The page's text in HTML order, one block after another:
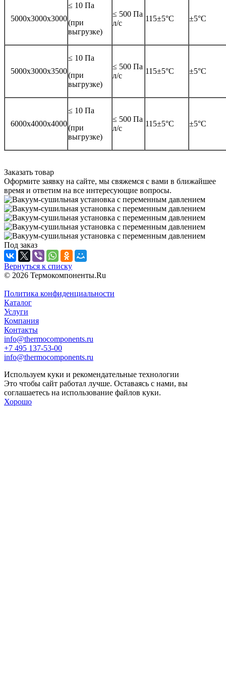
5000x3000x3000
≤ 10 Пa
(при
выгрузке)
≤ 500 Па
л/с
115±5°C ±5°C
5000x3000x3500
≤ 10 Пa
(при
выгрузке)
≤ 500 Па
л/с
115±5°C ±5°C
6000x4000x4000
≤ 10 Пa
(при
выгрузке)
≤ 500 Па
л/с
115±5°C ±5°C
Заказать товар
Оформите заявку на сайте, мы свяжемся с вами в ближайшее
время и ответим на все интересующие вопросы.
Под заказ
Вернуться к списку
© 2026 Термокомпоненты.Ru
Политика конфиденциальности
Каталог
Услуги
Компания
Контакты
info@thermocomponents.ru
+7 495 137-53-00
info@thermocomponents.ru
Используем куки и рекомендательные технологии
Это чтобы сайт работал лучше. Оставаясь с нами, вы
соглашаетесь на использование файлов куки.
Хорошо